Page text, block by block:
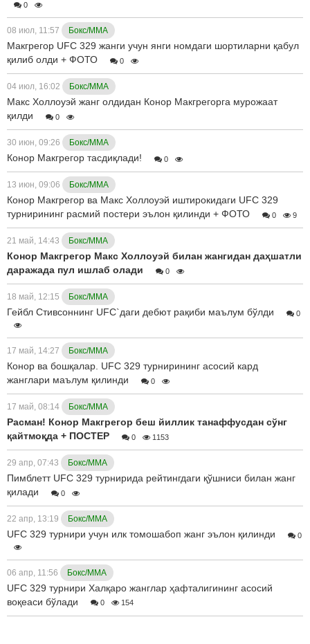
0
08 июл, 11:57 Бокс/ММА
Макгрегор UFC 329 жанги учун янги номдаги шортиларни қабул
қилиб олди + ФОТО
0
04 июл, 16:02 Бокс/ММА
Макс Холлоуэй жанг олдидан Конор Макгрегорга мурожаат
қилди
0
30 июн, 09:26 Бокс/ММА
Конор Макгрегор тасдиқлади! 0
13 июн, 09:06 Бокс/ММА
Конор Макгрегор ва Макс Холлоуэй иштирокидаги UFC 329
турнирининг расмий постери эълон қилинди + ФОТО
0 9
21 май, 14:43 Бокс/ММА
Конор Макгрегор Макс Холлоуэй билан жангидан даҳшатли
даражада пул ишлаб олади
0
18 май, 12:15 Бокс/ММА
Гейбл Стивсоннинг UFC`даги дебют рақиби маълум бўлди 0
17 май, 14:27 Бокс/ММА
Конор ва бошқалар. UFC 329 турнирининг асосий кард
жанглари маълум қилинди
0
17 май, 08:14 Бокс/ММА
Расман! Конор Макгрегор беш йиллик танаффусдан сўнг
қайтмоқда + ПОСТЕР
0 1153
29 апр, 07:43 Бокс/ММА
Пимблетт UFC 329 турнирида рейтингдаги қўшниси билан жанг
қилади
0
22 апр, 13:19 Бокс/ММА
UFC 329 турнири учун илк томошабоп жанг эълон қилинди 0
06 апр, 11:56 Бокс/ММА
UFC 329 турнири Халқаро жанглар ҳафталигининг асосий
воқеаси бўлади
0 154